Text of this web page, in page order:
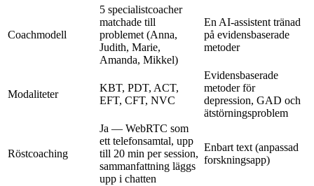
Coachmodell
5 specialistcoacher
matchade till
problemet (Anna,
Judith, Marie,
Amanda, Mikkel)
En AI-assistent tränad
på evidensbaserade
metoder
Modaliteter
KBT, PDT, ACT,
EFT, CFT, NVC
Evidensbaserade
metoder för
depression, GAD och
ätstörningsproblem
Röstcoaching
Ja — WebRTC som
ett telefonsamtal, upp
till 20 min per session,
sammanfattning läggs
upp i chatten
Enbart text (anpassad
forskningsapp)